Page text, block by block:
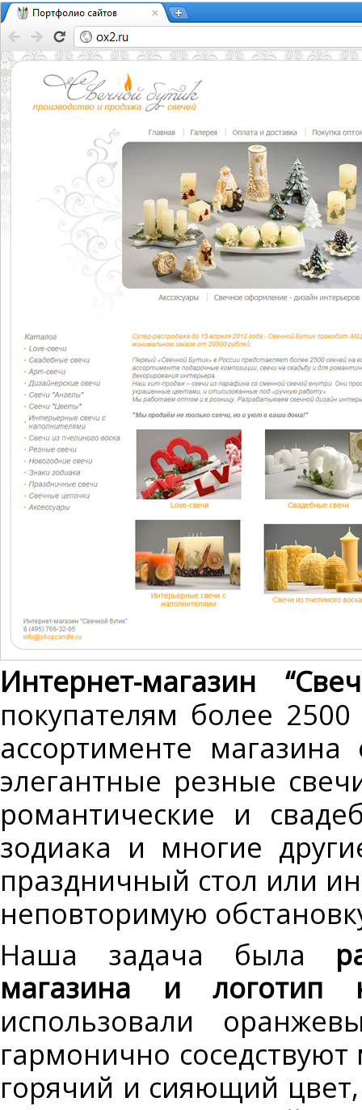
Интернет-магазин
покупателям более
ассортименте
элегантные резные
романтические и
зодиака и многие
праздничный стол или
неповторимую
Наша задача была
магазина и логотип
использовали
гармонично
горячий и сияющий